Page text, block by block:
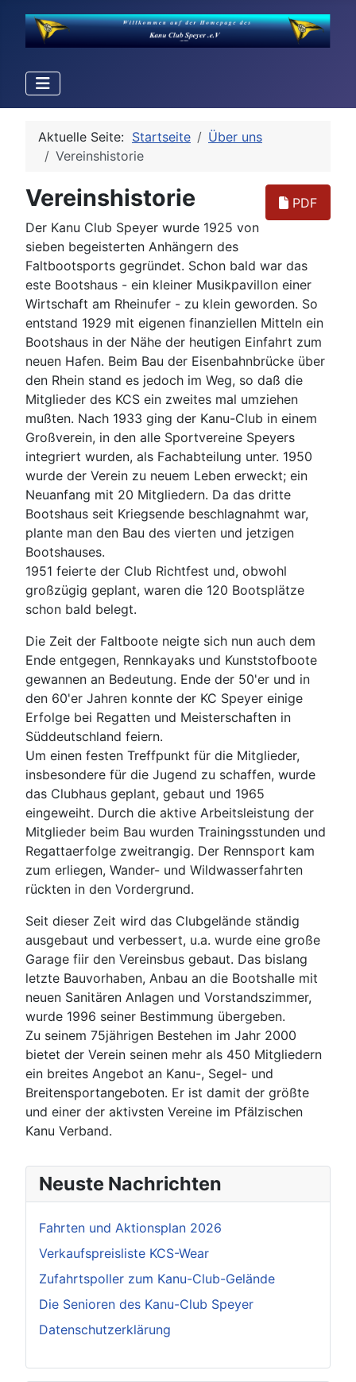
Aktuelle Seite: Startseite
Über uns
Vereinshistorie
PDF
Vereinshistorie
Der Kanu Club Speyer wurde 1925 von
sieben begeisterten Anhängern des
Faltbootsports gegründet. Schon bald war das
este Bootshaus - ein kleiner Musikpavillon einer
Wirtschaft am Rheinufer - zu klein geworden. So
entstand 1929 mit eigenen finanziellen Mitteln ein
Bootshaus in der Nähe der heutigen Einfahrt zum
neuen Hafen. Beim Bau der Eisenbahnbrücke über
den Rhein stand es jedoch im Weg, so daß die
Mitglieder des KCS ein zweites mal umziehen
mußten. Nach 1933 ging der Kanu-Club in einem
Großverein, in den alle Sportvereine Speyers
integriert wurden, als Fachabteilung unter. 1950
wurde der Verein zu neuem Leben erweckt; ein
Neuanfang mit 20 Mitgliedern. Da das dritte
Bootshaus seit Kriegsende beschlagnahmt war,
plante man den Bau des vierten und jetzigen
Bootshauses.
1951 feierte der Club Richtfest und, obwohl
großzügig geplant, waren die 120 Bootsplätze
schon bald belegt.
Die Zeit der Faltboote neigte sich nun auch dem
Ende entgegen, Rennkayaks und Kunststofboote
gewannen an Bedeutung. Ende der 50'er und in
den 60'er Jahren konnte der KC Speyer einige
Erfolge bei Regatten und Meisterschaften in
Süddeutschland feiern.
Um einen festen Treffpunkt für die Mitglieder,
insbesondere für die Jugend zu schaffen, wurde
das Clubhaus geplant, gebaut und 1965
eingeweiht. Durch die aktive Arbeitsleistung der
Mitglieder beim Bau wurden Trainingsstunden und
Regattaerfolge zweitrangig. Der Rennsport kam
zum erliegen, Wander- und Wildwasserfahrten
rückten in den Vordergrund.
Seit dieser Zeit wird das Clubgelände ständig
ausgebaut und verbessert, u.a. wurde eine große
Garage fiir den Vereinsbus gebaut. Das bislang
letzte Bauvorhaben, Anbau an die Bootshalle mit
neuen Sanitären Anlagen und Vorstandszimmer,
wurde 1996 seiner Bestimmung übergeben.
Zu seinem 75jährigen Bestehen im Jahr 2000
bietet der Verein seinen mehr als 450 Mitgliedern
ein breites Angebot an Kanu-, Segel- und
Breitensportangeboten. Er ist damit der größte
und einer der aktivsten Vereine im Pfälzischen
Kanu Verband.
Neuste Nachrichten
Fahrten und Aktionsplan 2026
Verkaufspreisliste KCS-Wear
Zufahrtspoller zum Kanu-Club-Gelände
Die Senioren des Kanu-Club Speyer
Datenschutzerklärung